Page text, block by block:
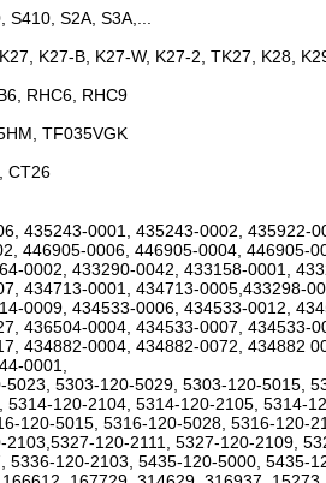
S2A, S3A,...
K27-B, K27-W, K27-2, TK27, K28,
RHC6, RHC9
TF035VGK
CT26
435243-0001, 435243-0002, 435922-
446905-0006, 446905-0004, 446905-
0002, 433290-0042, 433158-0001,
434713-0001, 434713-0005,433298-
0009, 434533-0006, 434533-0012,
436504-0004, 434533-0007, 434533-
434882-0004, 434882-0072, 434882
0001,
5303-120-5029, 5303-120-5015,
5314-120-2104, 5314-120-2105, 5314-
120-5015, 5316-120-5028, 5316-120-
120-2111, 5327-120-2109,
5336-120-2103, 5435-120-5000, 5435-